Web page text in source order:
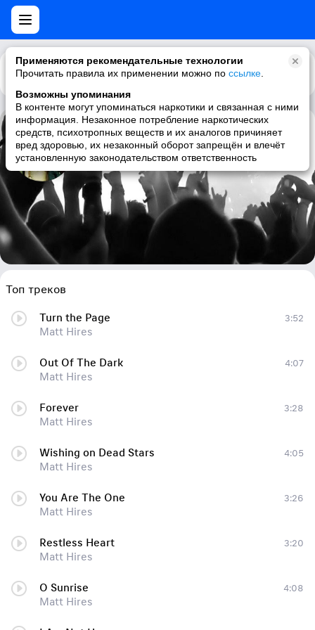
Применяются рекомендательные технологии
Прочитать правила их применении можно по ссылке
Возможны упоминания
В контенте могут упоминаться наркотики и связанная с ними
информация. Незаконное потребление наркотических
средств, психотропных веществ и их аналогов причиняет
вред здоровью, их незаконный оборот запрещён и влечёт
установленную законодательством ответственность
Каталог Рекомендации
Matt Hires
Топ треков
Turn the Page
Matt Hires
3:52
Out Of The Dark
Matt Hires
4:07
Forever
Matt Hires
3:28
Wishing on Dead Stars
Matt Hires
4:05
You Are The One
Matt Hires
3:26
Restless Heart
Matt Hires
3:20
O Sunrise
Matt Hires
4:08